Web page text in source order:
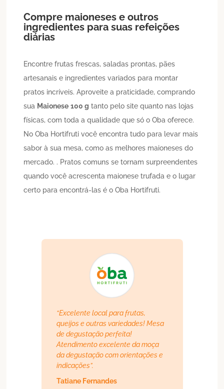
Compre maioneses e outros
ingredientes para suas refeições
diárias
Encontre frutas frescas, saladas prontas, pães
artesanais e ingredientes variados para montar
pratos incríveis. Aproveite a praticidade, comprando
sua Maionese 100 g tanto pelo site quanto nas lojas
físicas, com toda a qualidade que só o Oba oferece.
No Oba Hortifruti você encontra tudo para levar mais
sabor à sua mesa, como as melhores maioneses do
mercado. . Pratos comuns se tornam surpreendentes
quando você acrescenta maionese trufada e o lugar
certo para encontrá-las é o Oba Hortifruti.
“Excelente local para frutas,
queijos e outras variedades! Mesa
de degustação perfeita!
Atendimento excelente da moça
da degustação com orientações e
indicações”.
Tatiane Fernandes